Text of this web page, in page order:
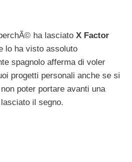
ha lasciato X Factor
lo ha visto assoluto
spagnolo afferma di voler
progetti personali anche se si
poter portare avanti una
il segno.